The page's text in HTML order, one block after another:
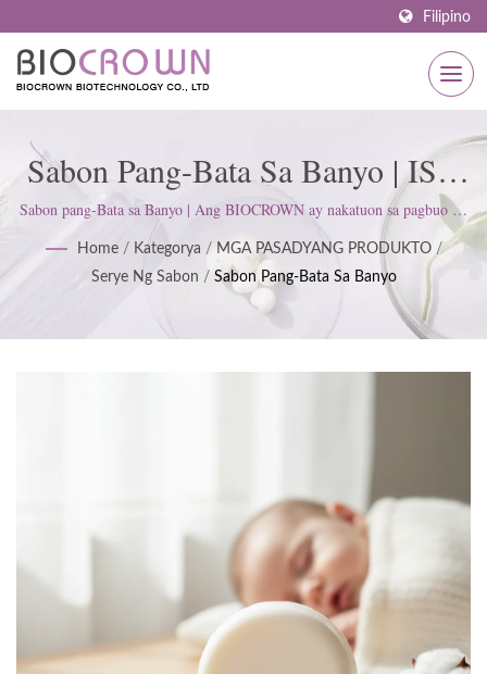
Filipino
Sabon Pang-Bata Sa Banyo | ISO
& GMP Certified Skincare
Manufacturer Since 1977 |
BIOCROWN
Sabon pang-Bata sa Banyo | Ang BIOCROWN ay nakatuon sa pagbuo ng
mga produkto sa pangangalaga ng balat. Sinusunod namin ang ISO22716
at mga Pamantayan ng Magandang Praktis sa Paggawa (GMP);
pinapanatili ang isang mahigpit na saloobin upang masiyahan ang mga
inaasahan ng customer.
Home / Kategorya / MGA PASADYANG PRODUKTO /
Serye Ng Sabon / Sabon Pang-Bata Sa Banyo